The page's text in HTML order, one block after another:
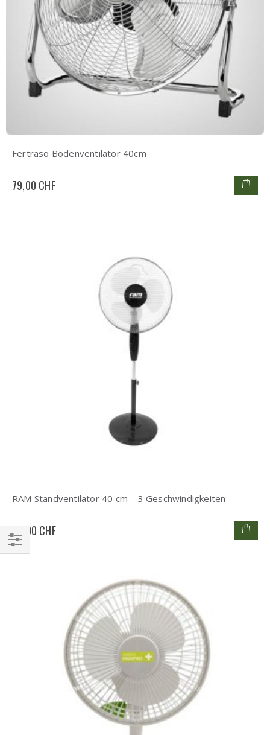
Fertraso Bodenventilator 40cm
79,00 CHF
RAM Standventilator 40 cm – 3 Geschwindigkeiten
49,00 CHF
Einkaufsoptionen